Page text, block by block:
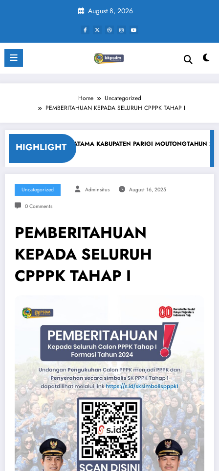
August 8, 2026
Home
Uncategorized
PEMBERITAHUAN KEPADA SELURUH CPPPK TAHAP I
HIGHLIGHT
JPT PRATAMA KABUPATEN PARIGI MOUTONGTAHUN 2026
Uncategorized Adminsitus August 16, 2025
0 Comments
PEMBERITAHUAN
KEPADA SELURUH
CPPPK TAHAP I